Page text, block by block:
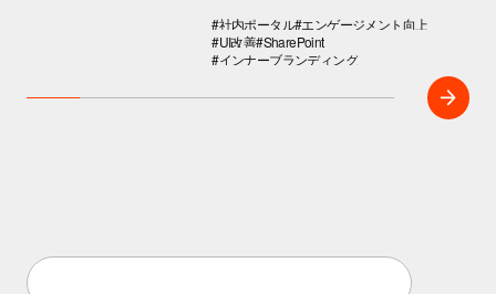
#社内ポータル#エンゲージメント向上
#UI改善#SharePoint
#インナーブランディング